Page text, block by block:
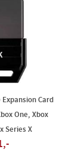
Card
One, Xbox
Series X